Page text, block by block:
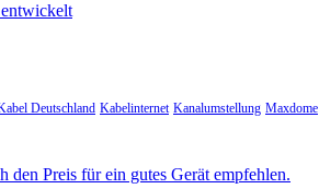
Deutschland Kabelinternet Kanalumstellung Maxdome
den Preis für ein gutes Gerät empfehlen.